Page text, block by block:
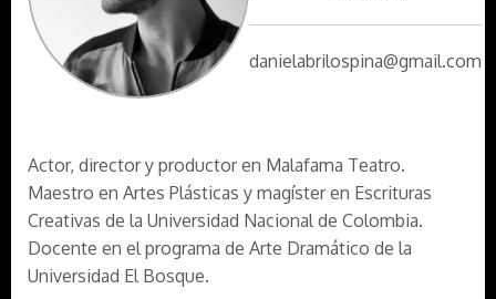
danielabrilospina@gmail.com
Actor, director y productor en Malafama Teatro.
Maestro en Artes Plásticas y magíster en Escrituras
Creativas de la Universidad Nacional de Colombia.
Docente en el programa de Arte Dramático de la
Universidad El Bosque.